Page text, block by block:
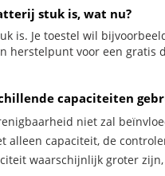
stuk is, wat nu?
is. Je toestel wil
voor een gratis
capaciteiten
niet zal
capaciteit, de
waarschijnlijk groter